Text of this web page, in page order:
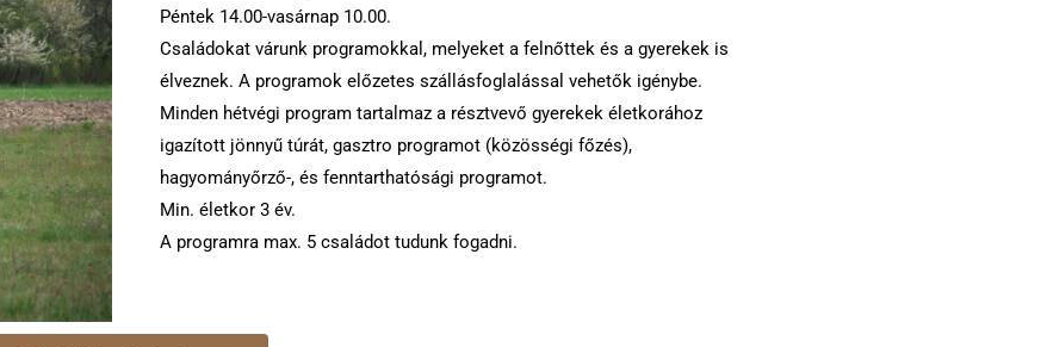
Péntek 14.00-vasárnap 10.00.
Családokat várunk programokkal, melyeket a felnőttek és a gyerekek is
élveznek. A programok előzetes szállásfoglalással vehetők igénybe.
Minden hétvégi program tartalmaz a résztvevő gyerekek életkorához
igazított jönnyű túrát, gasztro programot (közösségi főzés),
hagyományőrző-, és fenntarthatósági programot.
Min. életkor 3 év.
A programra max. 5 családot tudunk fogadni.